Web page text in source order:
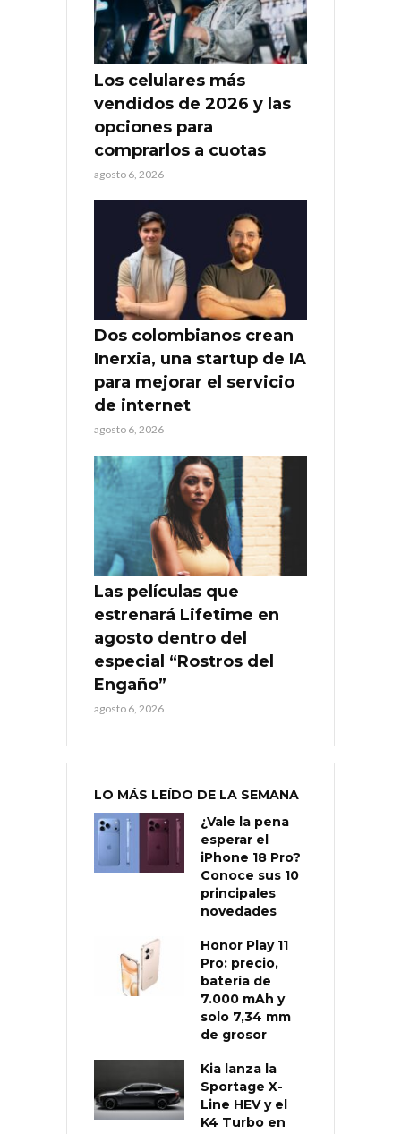
Los celulares más
vendidos de 2026 y las
opciones para
comprarlos a cuotas
agosto 6, 2026
Dos colombianos crean
Inerxia, una startup de IA
para mejorar el servicio
de internet
agosto 6, 2026
Las películas que
estrenará Lifetime en
agosto dentro del
especial “Rostros del
Engaño”
agosto 6, 2026
LO MÁS LEÍDO DE LA SEMANA
¿Vale la pena
esperar el
iPhone 18 Pro?
Conoce sus 10
principales
novedades
Honor Play 11
Pro: precio,
batería de
7.000 mAh y
solo 7,34 mm
de grosor
Kia lanza la
Sportage X-
Line HEV y el
K4 Turbo en